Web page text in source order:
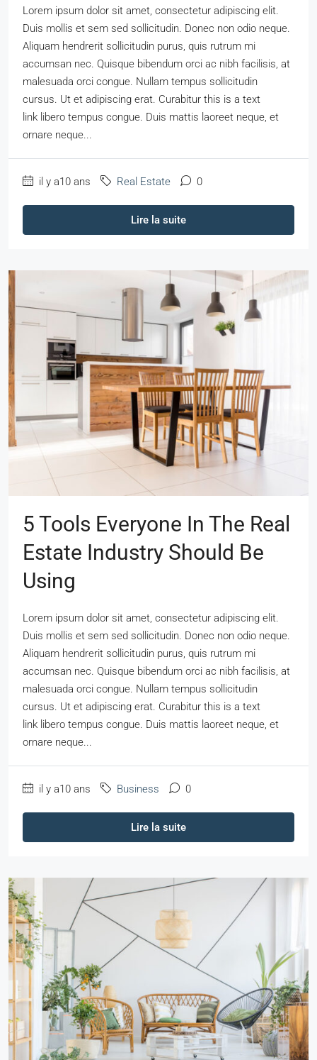
Lorem ipsum dolor sit amet, consectetur adipiscing elit.
Duis mollis et sem sed sollicitudin. Donec non odio neque.
Aliquam hendrerit sollicitudin purus, quis rutrum mi
accumsan nec. Quisque bibendum orci ac nibh facilisis, at
malesuada orci congue. Nullam tempus sollicitudin
cursus. Ut et adipiscing erat. Curabitur this is a text
link libero tempus congue. Duis mattis laoreet neque, et
ornare neque...
il y a10 ans Real Estate 0
Lire la suite
5 Tools Everyone In The Real
Estate Industry Should Be
Using
Lorem ipsum dolor sit amet, consectetur adipiscing elit.
Duis mollis et sem sed sollicitudin. Donec non odio neque.
Aliquam hendrerit sollicitudin purus, quis rutrum mi
accumsan nec. Quisque bibendum orci ac nibh facilisis, at
malesuada orci congue. Nullam tempus sollicitudin
cursus. Ut et adipiscing erat. Curabitur this is a text
link libero tempus congue. Duis mattis laoreet neque, et
ornare neque...
il y a10 ans Business 0
Lire la suite